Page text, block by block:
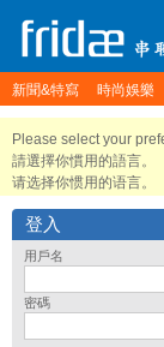
新聞&特寫 時尚娛樂
Please select your
請選擇你慣用的語言。
请选择你惯用的语言。
登入
用戶名
密碼